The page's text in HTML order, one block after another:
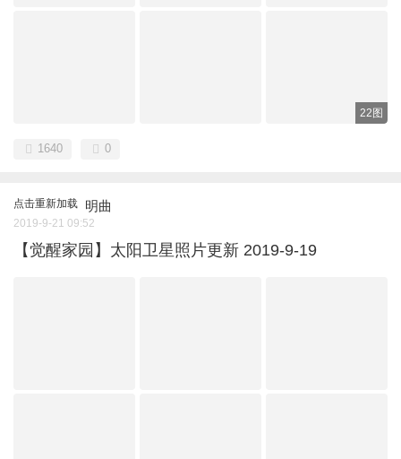
22图
1640 0
点击重新加载 明曲
2019-9-21 09:52
【觉醒家园】太阳卫星照片更新 2019-9-19